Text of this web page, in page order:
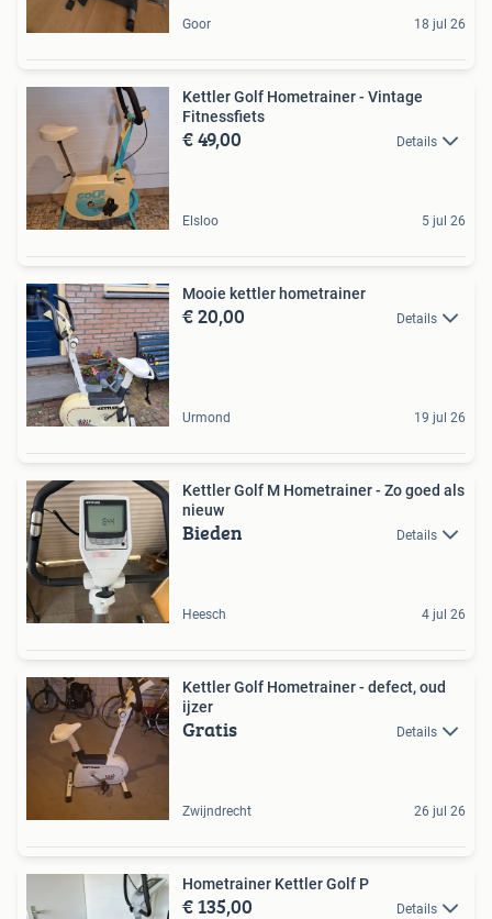
Goor 18 jul 26
Kettler Golf Hometrainer - Vintage
Fitnessfiets
€ 49,00 Details
Elsloo 5 jul 26
Mooie kettler hometrainer
€ 20,00 Details
Urmond 19 jul 26
Kettler Golf M Hometrainer - Zo goed als
nieuw
Bieden Details
Heesch 4 jul 26
Kettler Golf Hometrainer - defect, oud
ijzer
Gratis Details
Zwijndrecht 26 jul 26
Hometrainer Kettler Golf P
€ 135,00 Details